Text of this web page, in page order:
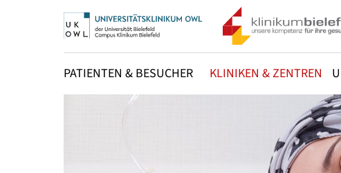
PATIENTEN & BESUCHER KLINIKEN & ZENTREN